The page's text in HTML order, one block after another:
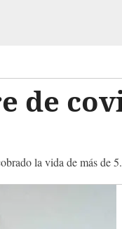
de
la vida de más de